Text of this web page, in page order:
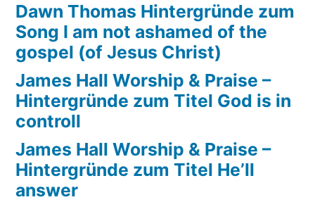
den
Beweis
an
Dawn Thomas Hintergründe zum
Song I am not ashamed of the
gospel (of Jesus Christ)
James Hall Worship & Praise –
Hintergründe zum Titel God is in
controll
James Hall Worship & Praise –
Hintergründe zum Titel He’ll
answer